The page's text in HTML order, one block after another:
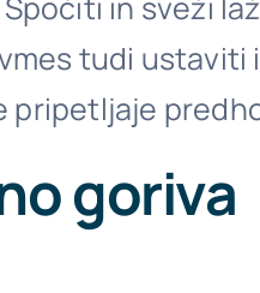
tudi
pripetljaje
goriva